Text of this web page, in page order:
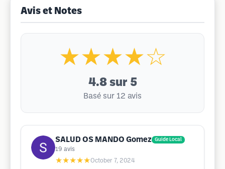
Avis et Notes
★★★★☆
4.8 sur 5
Basé sur 12 avis
SALUD OS MANDO Gomez Guide Local
19 avis
★★★★★October 7, 2024